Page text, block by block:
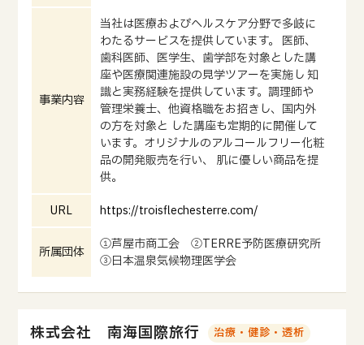
事業内容
当社は医療およびヘルスケア分野で多岐に
わたるサービスを提供しています。 医師、
歯科医師、医学生、歯学部を対象とした講
座や医療関連施設の見学ツアーを実施し 知
識と実務経験を提供しています。調理師や
管理栄養士、他資格職をお招きし、国内外
の方を対象と した講座も定期的に開催して
います。オリジナルのアルコールフリー化粧
品の開発販売を行い、 肌に優しい商品を提
供。
URL
https://troisflechesterre.com/
所属団体
①芦屋市商工会 ②TERRE予防医療研究所
③日本温泉気候物理医学会
株式会社 南海国際旅行 治療・健診・透析